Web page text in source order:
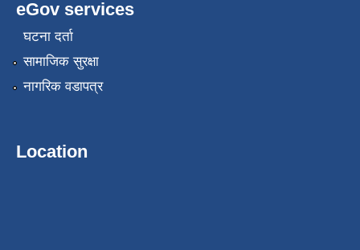
eGov services
घटना दर्ता
सामाजिक सुरक्षा
नागरिक वडापत्र
Location